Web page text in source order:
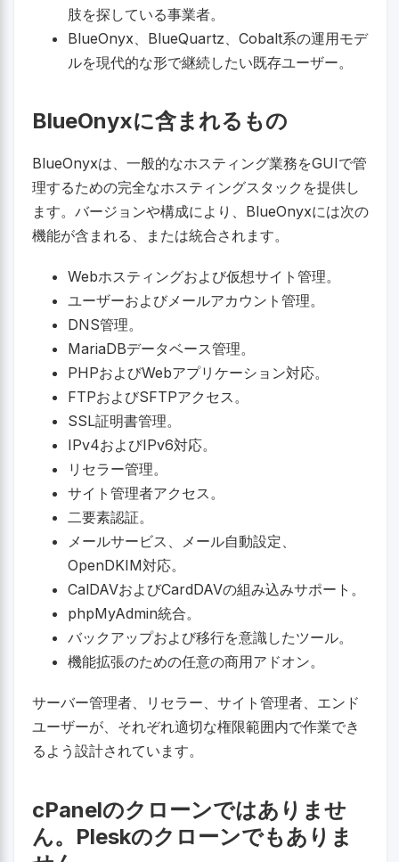
肢を探している事業者。
BlueOnyx、BlueQuartz、Cobalt系の運用モデ
ルを現代的な形で継続したい既存ユーザー。
BlueOnyxに含まれるもの
BlueOnyxは、一般的なホスティング業務をGUIで管
理するための完全なホスティングスタックを提供し
ます。バージョンや構成により、BlueOnyxには次の
機能が含まれる、または統合されます。
Webホスティングおよび仮想サイト管理。
ユーザーおよびメールアカウント管理。
DNS管理。
MariaDBデータベース管理。
PHPおよびWebアプリケーション対応。
FTPおよびSFTPアクセス。
SSL証明書管理。
IPv4およびIPv6対応。
リセラー管理。
サイト管理者アクセス。
二要素認証。
メールサービス、メール自動設定、
OpenDKIM対応。
CalDAVおよびCardDAVの組み込みサポート。
phpMyAdmin統合。
バックアップおよび移行を意識したツール。
機能拡張のための任意の商用アドオン。
サーバー管理者、リセラー、サイト管理者、エンド
ユーザーが、それぞれ適切な権限範囲内で作業でき
るよう設計されています。
cPanelのクローンではありませ
ん。Pleskのクローンでもありま